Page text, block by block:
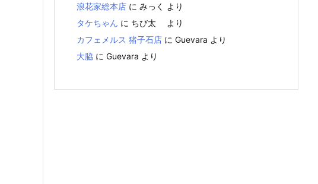
浪花家総本店 に みっく
より
タケちゃん に ちび太
より
カフェメルス 猪子石店 に Guevara より
大脇 に Guevara より